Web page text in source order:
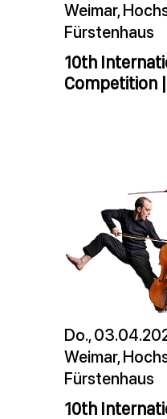
Weimar,
Fürstenhaus
10th
Competition
Do.,
Weimar,
Fürstenhaus
10th